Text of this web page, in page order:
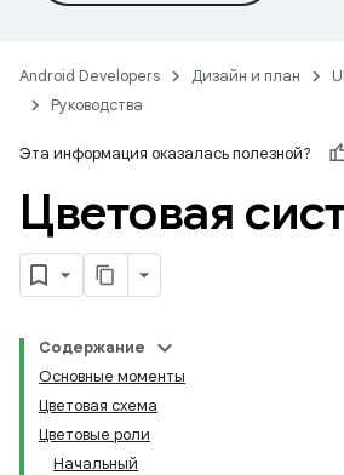
Android Developers Дизайн и план
Руководства
Эта информация оказалась полезной?
Цветовая
Содержание
Основные моменты
Цветовая схема
Цветовые роли
Начальный